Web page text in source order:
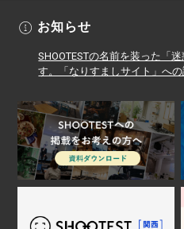
お知らせ
SHOOTESTの名前を装った「
す。「なりすましサイト」への